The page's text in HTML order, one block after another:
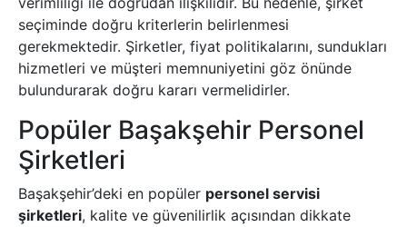
seçiminde doğru kriterlerin belirlenmesi
gerekmektedir. Şirketler, fiyat politikalarını, sundukları
hizmetleri ve müşteri memnuniyetini göz önünde
bulundurarak doğru kararı vermelidirler.
Popüler Başakşehir Personel
Şirketleri
Başakşehir’deki en popüler personel servisi
şirketleri, kalite ve güvenilirlik açısından dikkate